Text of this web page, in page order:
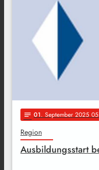
notes 01. September 2025
Region
Ausbildungsstart